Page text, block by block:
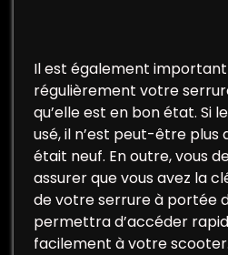
Il est également
régulièrement votre
qu’elle est en bon état. Si
usé, il n’est peut-être plus
était neuf. En outre, vous
assurer que vous avez la
de votre serrure à portée
permettra d’accéder
facilement à votre scooter.